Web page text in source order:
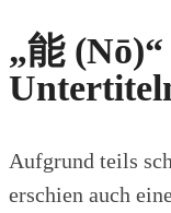
„能
Aufgrund teils
erschien auch